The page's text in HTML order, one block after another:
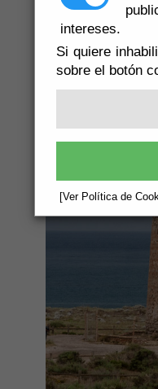
intereses.
Si quiere
sobre el botón
[Ver Política de